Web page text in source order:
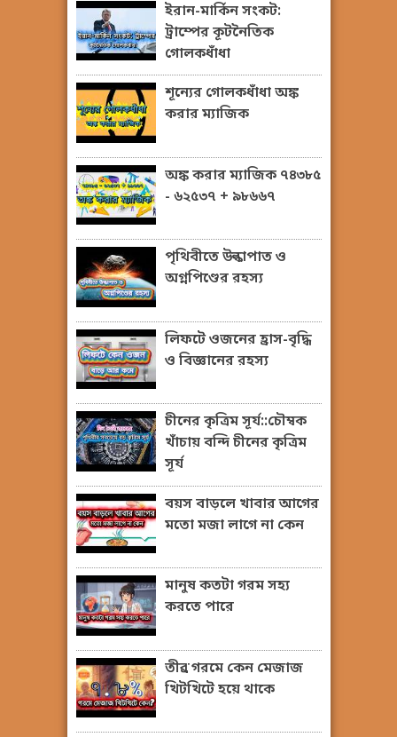
ইরান-মার্কিন সংকট:
ট্রাম্পের কূটনৈতিক
গোলকধাঁধা
শূন্যের গোলকধাঁধা অঙ্ক
করার ম্যাজিক
অঙ্ক করার ম্যাজিক ৭৪৩৮৫
- ৬২৫৩৭ + ৯৮৬৬৭
পৃথিবীতে উল্কাপাত ও
অগ্নপিণ্ডের রহস্য
লিফটে ওজনের হ্রাস-বৃদ্ধি
ও বিজ্ঞানের রহস্য
চীনের কৃত্রিম সূর্য::চৌম্বক
খাঁচায় বন্দি চীনের কৃত্রিম
সূর্য
বয়স বাড়লে খাবার আগের
মতো মজা লাগে না কেন
মানুষ কতটা গরম সহ্য
করতে পারে
তীব্র গরমে কেন মেজাজ
খিটখিটে হয়ে থাকে